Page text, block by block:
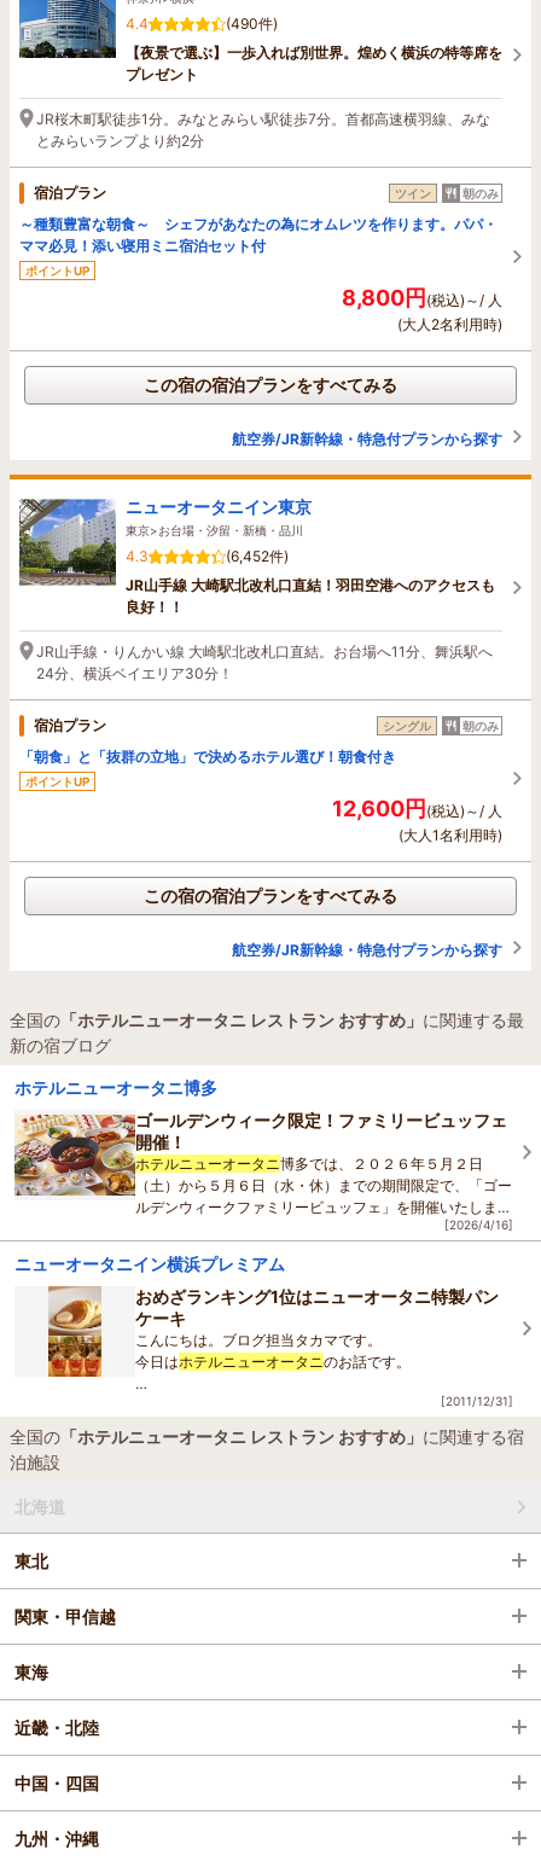
4.4
(490件)
【夜景で選ぶ】一歩入れば別世界。煌めく横浜の特等席を
プレゼント
JR桜木町駅徒歩1分。みなとみらい駅徒歩7分。首都高速横羽線、みな
とみらいランプより約2分
宿泊プラン ツイン 朝のみ
～種類豊富な朝食～ シェフがあなたの為にオムレツを作ります。パパ・
ママ必見！添い寝用ミニ宿泊セット付
ポイントUP
8,800円(税込)～/ 人
(大人2名利用時)
この宿の宿泊プランをすべてみる
航空券/JR新幹線・特急付プランから探す
ニューオータニイン東京
東京>お台場・汐留・新橋・品川
4.3
(6,452件)
JR山手線 大崎駅北改札口直結！羽田空港へのアクセスも
良好！！
JR山手線・りんかい線 大崎駅北改札口直結。お台場へ11分、舞浜駅へ
24分、横浜ベイエリア30分！
宿泊プラン シングル 朝のみ
「朝食」と「抜群の立地」で決めるホテル選び！朝食付き
ポイントUP
12,600円(税込)～/ 人
(大人1名利用時)
この宿の宿泊プランをすべてみる
航空券/JR新幹線・特急付プランから探す
全国の 「ホテルニューオータニ レストラン おすすめ」 に関連する最
新の宿ブログ
ホテルニューオータニ博多
ゴールデンウィーク限定！ファミリービュッフェ
開催！
ホテルニューオータニ博多では、２０２６年５月２日
（土）から５月６日（水・休）までの期間限定で、「ゴー
ルデンウィークファミリービュッフェ」を開催いたしま
[2026/4/16]
ニューオータニイン横浜プレミアム
おめざランキング1位はニューオータニ特製パン
ケーキ
こんにちは。ブログ担当タカマです。
今日はホテルニューオータニのお話です。
TBS系列で放送している「はなまるマーケット」。
12月28日の放送で今年のおめざランキングベスト10が発
表され、小倉優子さんがお
[2011/12/31]
全国の 「ホテルニューオータニ レストラン おすすめ」 に関連する宿
泊施設
北海道
東北
関東・甲信越
東海
近畿・北陸
中国・四国
九州・沖縄